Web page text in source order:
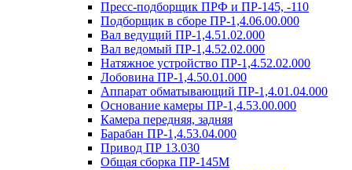
Пресс-подборщик ПРФ и ПР-145, -110
Подборщик в сборе ПР-1,4.06.00.000
Вал ведущий ПР-1,4.51.02.000
Вал ведомый ПР-1,4.52.02.000
Натяжное устройство ПР-1,4.52.02.000
Лобовина ПР-1,4.50.01.000
Аппарат обматывающий ПР-1,4.01.04.000
Основание камеры ПР-1,4.53.00.000
Камера передняя, задняя
Барабан ПР-1,4.53.04.000
Привод ПР 13.030
Общая сборка ПР-145М